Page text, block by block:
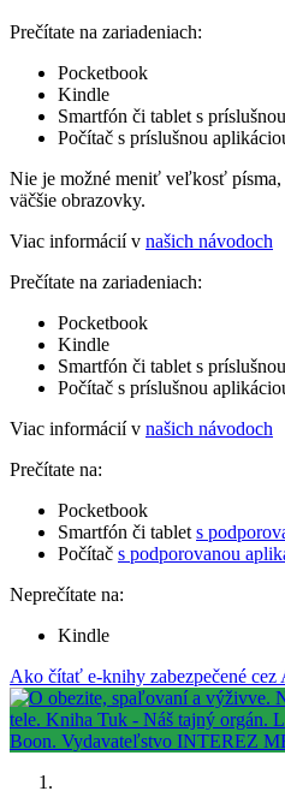
Prečítate na zariadeniach:
Pocketbook
Kindle
Smartfón či tablet s
Počítač s príslušnou
Nie je možné meniť veľkosť
väčšie obrazovky.
Viac informácií v našich návodoch
Prečítate na zariadeniach:
Pocketbook
Kindle
Smartfón či tablet s
Počítač s príslušnou
Viac informácií v našich návodoch
Prečítate na:
Pocketbook
Smartfón či tablet s
Počítač s podporovanou
Neprečítate na:
Kindle
Ako čítať e-knihy zabezpečené